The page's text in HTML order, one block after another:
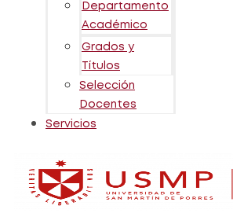
Departamento
Académico
Grados y
Títulos
Selección
Docentes
Servicios